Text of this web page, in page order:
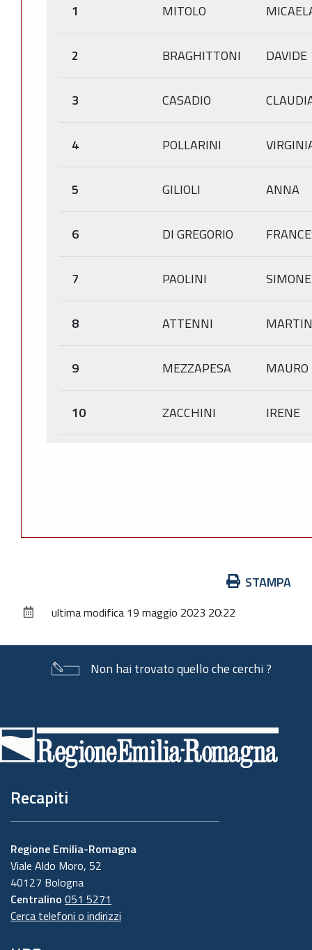
1 MITOLO
2 BRAGHITTONI DAVIDE
3 CASADIO
4 POLLARINI
5 GILIOLI ANNA
6 DI GREGORIO
7 PAOLINI SIMONE
8 ATTENNI
9 MEZZAPESA MAURO
10 ZACCHINI IRENE
documento
STAMPA
ultima modifica 19 maggio 2023 20:22
Non hai trovato quello che cerchi ?
di
pagina
Recapiti
Regione Emilia-Romagna
Viale Aldo Moro, 52
40127 Bologna
Centralino 051 5271
Cerca telefoni o indirizzi